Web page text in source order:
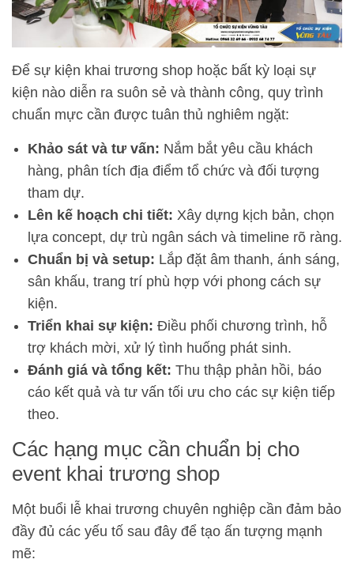
Để sự kiện khai trương shop hoặc bất kỳ loại sự
kiện nào diễn ra suôn sẻ và thành công, quy trình
chuẩn mực cần được tuân thủ nghiêm ngặt:
Khảo sát và tư vấn: Nắm bắt yêu cầu khách
hàng, phân tích địa điểm tổ chức và đối tượng
tham dự.
Lên kế hoạch chi tiết: Xây dựng kịch bản, chọn
lựa concept, dự trù ngân sách và timeline rõ ràng.
Chuẩn bị và setup: Lắp đặt âm thanh, ánh sáng,
sân khấu, trang trí phù hợp với phong cách sự
kiện.
Triển khai sự kiện: Điều phối chương trình, hỗ
trợ khách mời, xử lý tình huống phát sinh.
Đánh giá và tổng kết: Thu thập phản hồi, báo
cáo kết quả và tư vấn tối ưu cho các sự kiện tiếp
theo.
Các hạng mục cần chuẩn bị cho
event khai trương shop
Một buổi lễ khai trương chuyên nghiệp cần đảm bảo
đầy đủ các yếu tố sau đây để tạo ấn tượng mạnh
mẽ: